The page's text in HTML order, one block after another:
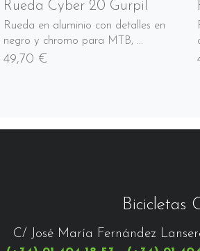
Rueda Cyber 20 Gurpil
Rueda en aluminio con detalles en
negro y chromo para MTB, ...
49,70 €
Bicicletas
C/ José María Fernández